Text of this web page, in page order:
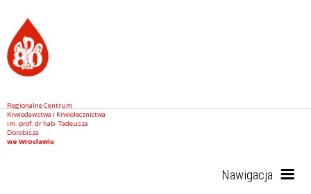
Regionalne Centrum
Krwiodawstwa i Krwiolecznictwa
im. prof. dr hab. Tadeusza
Dorobisza
we Wrocławiu
Nawigacja